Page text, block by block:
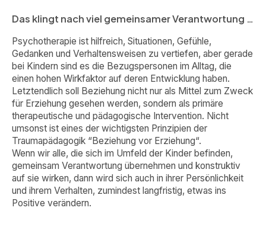
Das klingt nach viel gemeinsamer Verantwortung …
Psychotherapie ist hilfreich, Situationen, Gefühle,
Gedanken und Verhaltensweisen zu vertiefen, aber gerade
bei Kindern sind es die Bezugspersonen im Alltag, die
einen hohen Wirkfaktor auf deren Entwicklung haben.
Letztendlich soll Beziehung nicht nur als Mittel zum Zweck
für Erziehung gesehen werden, sondern als primäre
therapeutische und pädagogische Intervention. Nicht
umsonst ist eines der wichtigsten Prinzipien der
Traumapädagogik “Beziehung vor Erziehung“.
Wenn wir alle, die sich im Umfeld der Kinder befinden,
gemeinsam Verantwortung übernehmen und konstruktiv
auf sie wirken, dann wird sich auch in ihrer Persönlichkeit
und ihrem Verhalten, zumindest langfristig, etwas ins
Positive verändern.